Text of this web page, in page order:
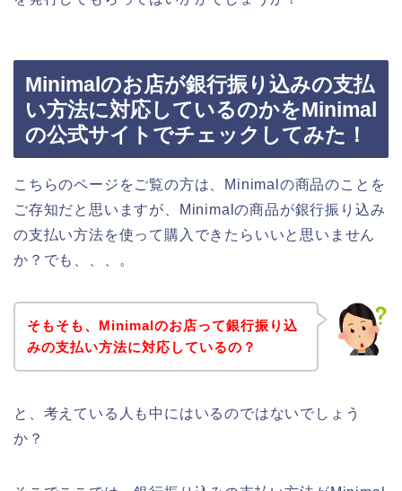
Minimalのお店が銀行振り込みの支払
い方法に対応しているのかをMinimal
の公式サイトでチェックしてみた！
こちらのページをご覧の方は、Minimalの商品のことを
ご存知だと思いますが、Minimalの商品が銀行振り込み
の支払い方法を使って購入できたらいいと思いません
か？でも、、、。
そもそも、Minimalのお店って銀行振り込
みの支払い方法に対応しているの？
と、考えている人も中にはいるのではないでしょう
か？